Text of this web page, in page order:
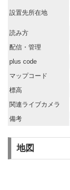
設置先所在地
読み方
配信・管理
plus code
マップコード
標高
関連ライブカメラ
備考
地図